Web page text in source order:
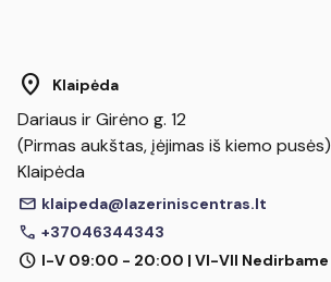
location_on Klaipėda
Dariaus ir Girėno g. 12
(Pirmas aukštas, įėjimas iš kiemo pusės)
Klaipėda
mail klaipeda@lazeriniscentras.lt
call +37046344343
schedule I-V 09:00 - 20:00 | VI-VII Nedirbame